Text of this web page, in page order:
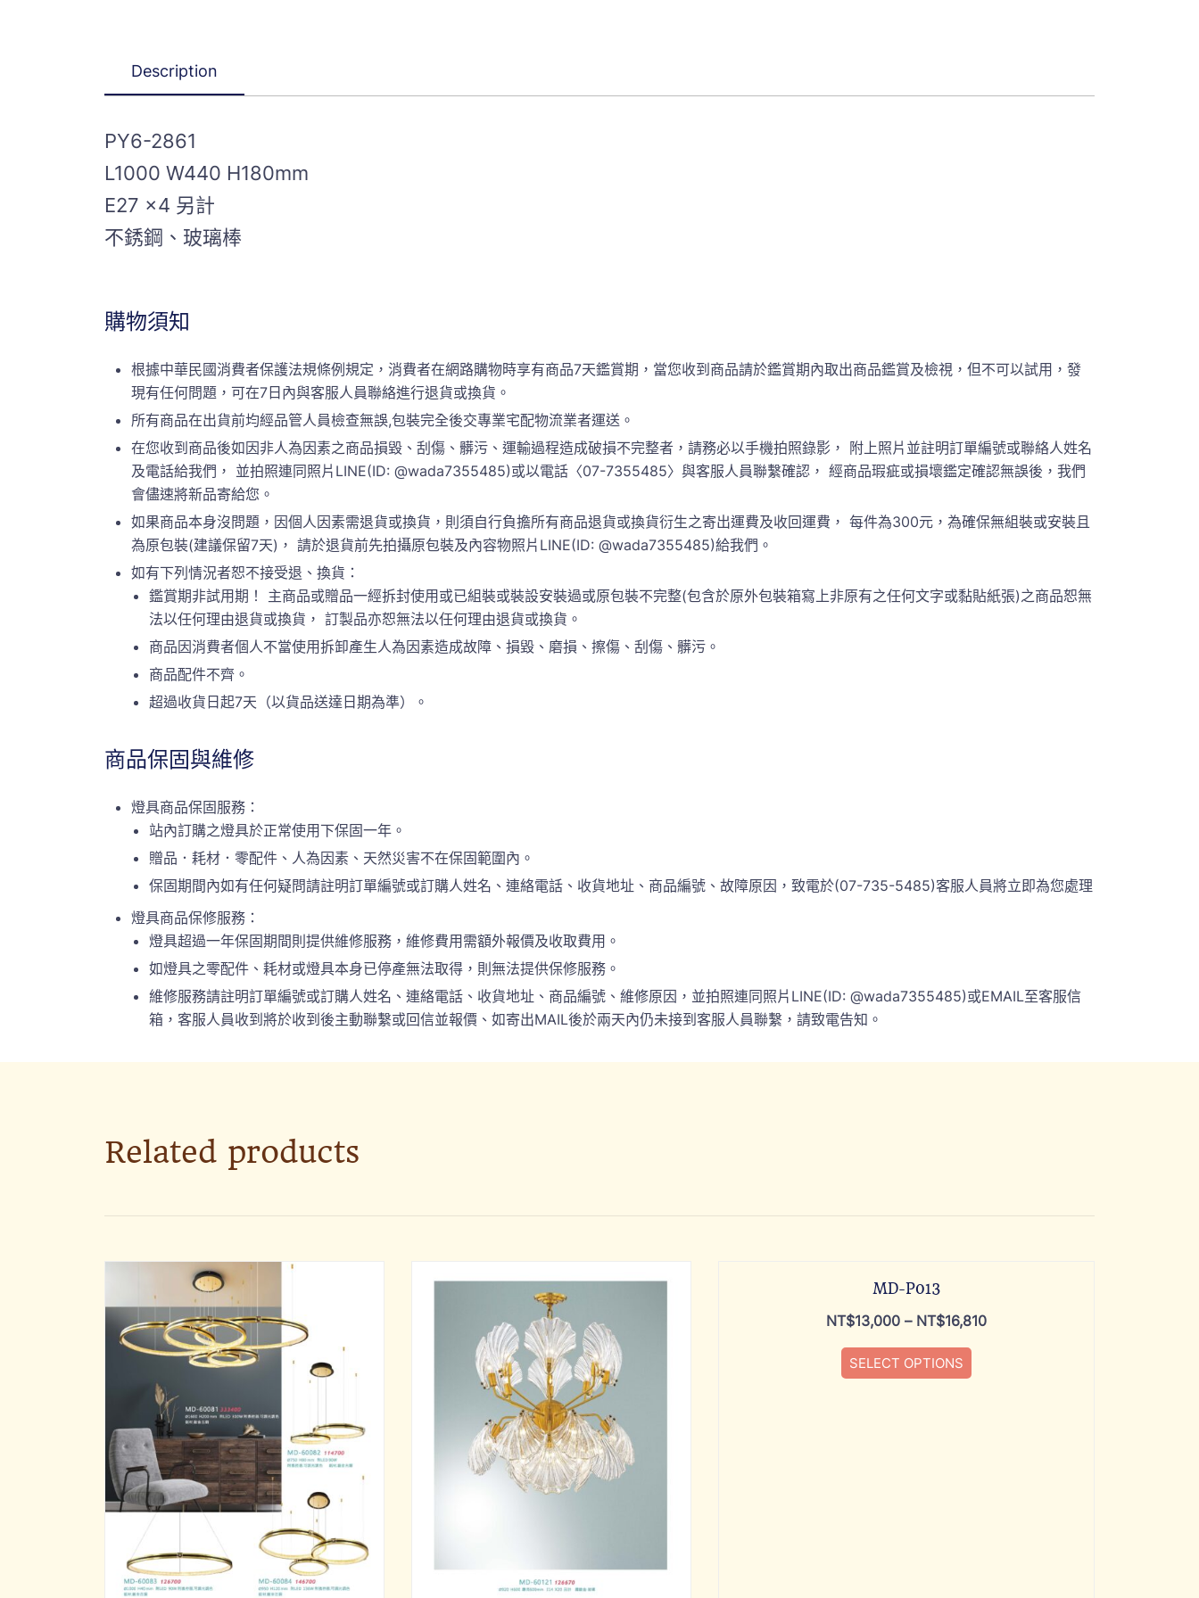
Description
PY6-2861
L1000 W440 H180mm
E27 x4 另計
不銹鋼、玻璃棒
購物須知
根據中華民國消費者保護法規條例規定，消費者在網路購物時享有商品7天鑑賞期，當您收到商品請於鑑賞期內取出商品鑑賞及檢視，但不可以試用，發
現有任何問題，可在7日內與客服人員聯絡進行退貨或換貨。
所有商品在出貨前均經品管人員檢查無誤,包裝完全後交專業宅配物流業者運送。
在您收到商品後如因非人為因素之商品損毀、刮傷、髒污、運輸過程造成破損不完整者，請務必以手機拍照錄影， 附上照片並註明訂單編號或聯絡人姓名
及電話給我們， 並拍照連同照片LINE(ID: @wada7355485)或以電話〈07-7355485〉與客服人員聯繫確認， 經商品瑕疵或損壞鑑定確認無誤後，我們
會儘速將新品寄給您。
如果商品本身沒問題，因個人因素需退貨或換貨，則須自行負擔所有商品退貨或換貨衍生之寄出運費及收回運費， 每件為300元，為確保無組裝或安裝且
為原包裝(建議保留7天)， 請於退貨前先拍攝原包裝及內容物照片LINE(ID: @wada7355485)給我們。
如有下列情況者恕不接受退、換貨：
鑑賞期非試用期！ 主商品或贈品一經拆封使用或已組裝或裝設安裝過或原包裝不完整(包含於原外包裝箱寫上非原有之任何文字或黏貼紙張)之商品恕無
法以任何理由退貨或換貨， 訂製品亦恕無法以任何理由退貨或換貨。
商品因消費者個人不當使用拆卸產生人為因素造成故障、損毀、磨損、擦傷、刮傷、髒污。
商品配件不齊。
超過收貨日起7天（以貨品送達日期為準）。
商品保固與維修
燈具商品保固服務：
站內訂購之燈具於正常使用下保固一年。
贈品．耗材．零配件、人為因素、天然災害不在保固範圍內。
保固期間內如有任何疑問請註明訂單編號或訂購人姓名、連絡電話、收貨地址、商品編號、故障原因，致電於(07-735-5485)客服人員將立即為您處理
燈具商品保修服務：
燈具超過一年保固期間則提供維修服務，維修費用需額外報價及收取費用。
如燈具之零配件、耗材或燈具本身已停產無法取得，則無法提供保修服務。
維修服務請註明訂單編號或訂購人姓名、連絡電話、收貨地址、商品編號、維修原因，並拍照連同照片LINE(ID: @wada7355485)或EMAIL至客服信
箱，客服人員收到將於收到後主動聯繫或回信並報價、如寄出MAIL後於兩天內仍未接到客服人員聯繫，請致電告知。
Related products
MD-P013
NT$13,000 – NT$16,810
SELECT OPTIONS